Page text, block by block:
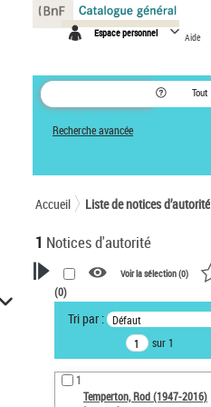
Espace personnel Aide
Tout
Recherche avancée
Accueil Liste de notices d’autorité
1 Notices d'autorité
VOTRE RECHERCHE
Recherche avancée dans les
notices d’autorité
Œuvres liées à l'auteur :
Temperton, Rod (1947-2016)
Voir la sélection (0)
(0)
Tri par : Défaut
sur 1
1
Temperton, Rod (1947-2016)
Panneau de gestion des cookies